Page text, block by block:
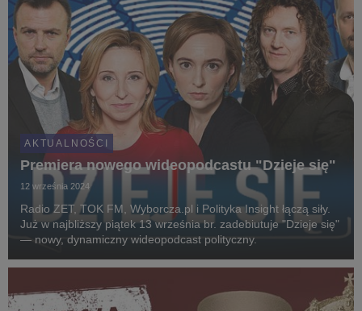
AKTUALNOŚCI
Premiera nowego wideopodcastu "Dzieje się"
12 września 2024
Radio ZET, TOK FM, Wyborcza.pl i Polityka Insight łączą siły.
Już w najbliższy piątek 13 września br. zadebiutuje "Dzieje się"
— nowy, dynamiczny wideopodcast polityczny.